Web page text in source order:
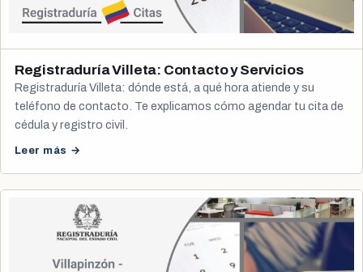
Registraduría Villeta: Contacto y Servicios
Registraduría Villeta: dónde está, a qué hora atiende y su
teléfono de contacto. Te explicamos cómo agendar tu cita de
cédula y registro civil.
Leer más →